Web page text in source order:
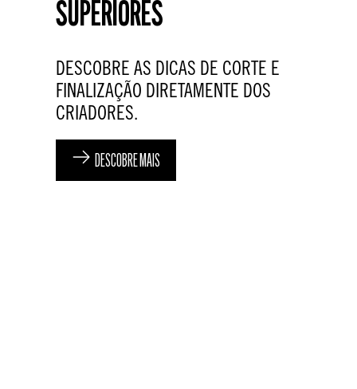
SUPERIORES
DESCOBRE AS DICAS DE CORTE E
FINALIZAÇÃO DIRETAMENTE DOS
CRIADORES.
DESCOBRE MAIS